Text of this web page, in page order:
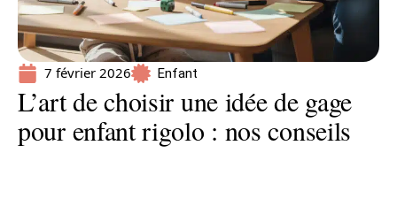
7 février 2026 Enfant
L’art de choisir une idée de gage
pour enfant rigolo : nos conseils